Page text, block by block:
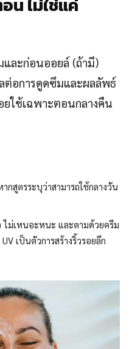
น ไม่ใช่แค่
และก่อนออยล์ (ถ้ามี)
ต่อการดูดซึมและผลลัพธ์
ยใช้เฉพาะตอนกลางคืน
กสูตรระบุว่าสามารถใช้กลางวัน
ไม่เหนอะหนะ และตามด้วยครีม
เป็นตัวการสร้างริ้วรอยลึก